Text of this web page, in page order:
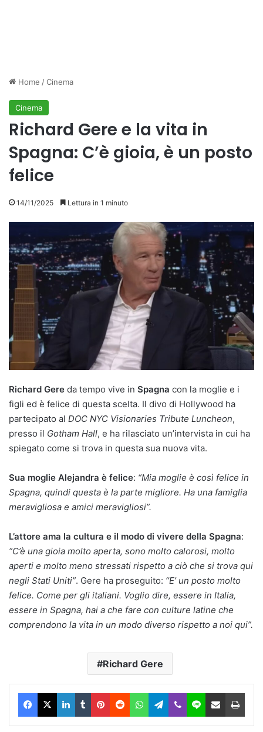
Home /Cinema
Cinema
Richard Gere e la vita in
Spagna: C’è gioia, è un posto
felice
14/11/2025 Lettura in 1 minuto
Richard Gere da tempo vive in Spagna con la moglie e i
figli ed è felice di questa scelta. Il divo di Hollywood ha
partecipato al DOC NYC Visionaries Tribute Luncheon,
presso il Gotham Hall, e ha rilasciato un’intervista in cui ha
spiegato come si trova in questa sua nuova vita.
Sua moglie Alejandra è felice: “Mia moglie è così felice in
Spagna, quindi questa è la parte migliore. Ha una famiglia
meravigliosa e amici meravigliosi”.
L’attore ama la cultura e il modo di vivere della Spagna:
“C’è una gioia molto aperta, sono molto calorosi, molto
aperti e molto meno stressati rispetto a ciò che si trova qui
negli Stati Uniti”. Gere ha proseguito: “E’ un posto molto
felice. Come per gli italiani. Voglio dire, essere in Italia,
essere in Spagna, hai a che fare con culture latine che
comprendono la vita in un modo diverso rispetto a noi qui”.
Richard Gere
Facebook
X LinkedIn
TumblrPinterest
RedditWhatsAppTelegram
ViberLine Condividi via Email